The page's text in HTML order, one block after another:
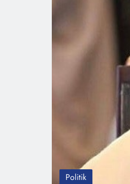
Politik